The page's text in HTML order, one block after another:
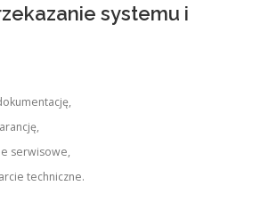
systemu i
serwisowe,
techniczne.